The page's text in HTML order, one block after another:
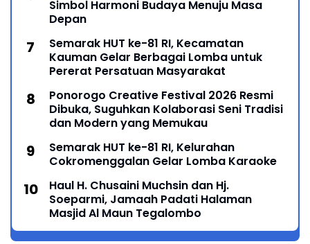
Simbol Harmoni Budaya Menuju Masa
Depan
Semarak HUT ke-81 RI, Kecamatan
Kauman Gelar Berbagai Lomba untuk
Pererat Persatuan Masyarakat
Ponorogo Creative Festival 2026 Resmi
Dibuka, Suguhkan Kolaborasi Seni Tradisi
dan Modern yang Memukau
Semarak HUT ke-81 RI, Kelurahan
Cokromenggalan Gelar Lomba Karaoke
Haul H. Chusaini Muchsin dan Hj.
Soeparmi, Jamaah Padati Halaman
Masjid Al Maun Tegalombo